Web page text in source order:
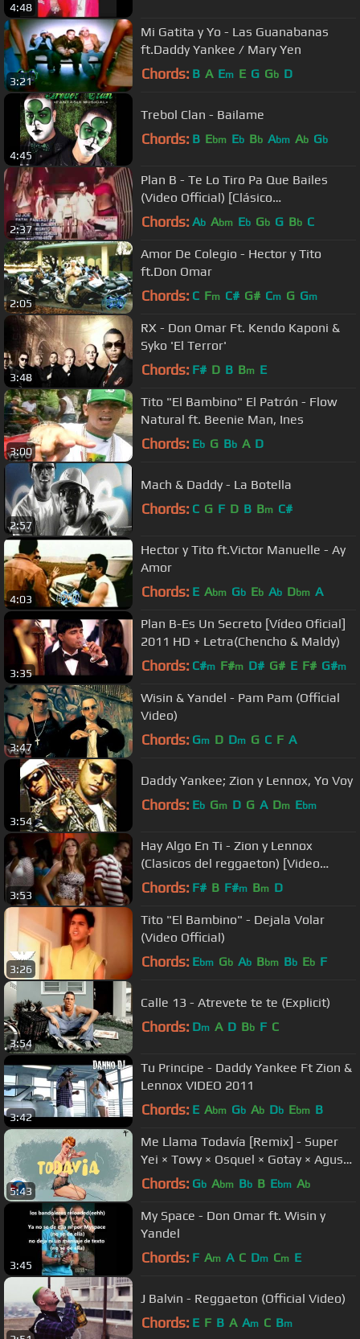
4:48
3:21
Mi Gatita y Yo - Las Guanabanas
ft.Daddy Yankee / Mary Yen
Chords: B A Em E G Gb D
4:45
Trebol Clan - Bailame
Chords: B Ebm Eb Bb Abm Ab Gb
2:37
Plan B - Te Lo Tiro Pa Que Bailes
(Video Official) [Clásico
reggaetonero]
Chords: Ab Abm Eb Gb G Bb C
2:05
Amor De Colegio - Hector y Tito
ft.Don Omar
Chords: C Fm C# G# Cm G Gm
3:48
RX - Don Omar Ft. Kendo Kaponi &
Syko 'El Terror'
Chords: F# D B Bm E
3:00
Tito "El Bambino" El Patrón - Flow
Natural ft. Beenie Man, Ines
Chords: Eb G Bb A D
2:57
Mach & Daddy - La Botella
Chords: C G F D B Bm C#
4:03
Hector y Tito ft.Victor Manuelle - Ay
Amor
Chords: E Abm Gb Eb Ab Dbm A
3:35
Plan B-Es Un Secreto [Vídeo Oficial]
2011 HD + Letra(Chencho & Maldy)
Chords: C#m F#m D# G# E F# G#m
3:47
Wisin & Yandel - Pam Pam (Official
Video)
Chords: Gm D Dm G C F A
3:54
Daddy Yankee; Zion y Lennox, Yo Voy
Chords: Eb Gm D G A Dm Ebm
3:53
Hay Algo En Ti - Zion y Lennox
(Clasicos del reggaeton) [Video
oficial]
Chords: F# B F#m Bm D
3:26
Tito "El Bambino" - Dejala Volar
(Video Official)
Chords: Ebm Gb Ab Bbm Bb Eb F
3:54
Calle 13 - Atrevete te te (Explicit)
Chords: Dm A D Bb F C
3:42
Tu Principe - Daddy Yankee Ft Zion &
Lennox VIDEO 2011
Chords: E Abm Gb Ab Db Ebm B
5:43
Me Llama Todavía [Remix] - Super
Yei × Towy × Osquel × Gotay × Agus
Padilla [Video Lyric] 2018
Chords: Gb Abm Bb B Ebm Ab
3:45
My Space - Don Omar ft. Wisin y
Yandel
Chords: F Am A C Dm Cm E
J Balvin - Reggaeton (Official Video)
Chords: E F B A Am C Bm